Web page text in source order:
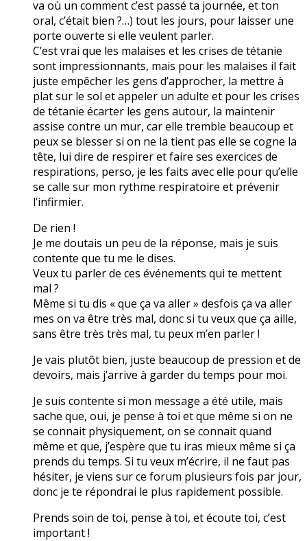
va où un comment c’est passé ta journée, et ton
oral, c’était bien ?…) tout les jours, pour laisser une
porte ouverte si elle veulent parler.
C’est vrai que les malaises et les crises de tétanie
sont impressionnants, mais pour les malaises il fait
juste empêcher les gens d’approcher, la mettre à
plat sur le sol et appeler un adulte et pour les crises
de tétanie écarter les gens autour, la maintenir
assise contre un mur, car elle tremble beaucoup et
peux se blesser si on ne la tient pas elle se cogne la
tête, lui dire de respirer et faire ses exercices de
respirations, perso, je les faits avec elle pour qu’elle
se calle sur mon rythme respiratoire et prévenir
l’infirmier.
De rien !
Je me doutais un peu de la réponse, mais je suis
contente que tu me le dises.
Veux tu parler de ces événements qui te mettent
mal ?
Même si tu dis « que ça va aller » desfois ça va aller
mes on va être très mal, donc si tu veux que ça aille,
sans être très très mal, tu peux m’en parler !
Je vais plutôt bien, juste beaucoup de pression et de
devoirs, mais j’arrive à garder du temps pour moi.
Je suis contente si mon message a été utile, mais
sache que, oui, je pense à toi et que même si on ne
se connait physiquement, on se connait quand
même et que, j’espère que tu iras mieux même si ça
prends du temps. Si tu veux m’écrire, il ne faut pas
hésiter, je viens sur ce forum plusieurs fois par jour,
donc je te répondrai le plus rapidement possible.
Prends soin de toi, pense à toi, et écoute toi, c’est
important !